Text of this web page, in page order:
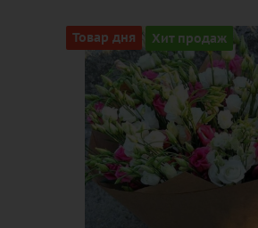
Товар дня Хит продаж